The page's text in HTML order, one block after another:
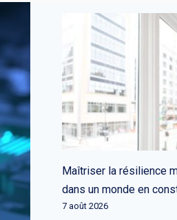
Maîtriser la résilience
dans un monde en
7 août 2026